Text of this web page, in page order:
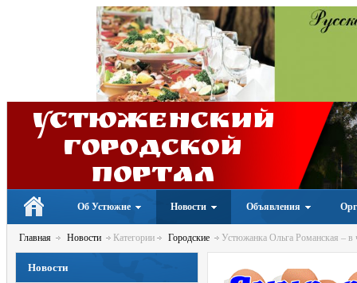
Устюженский
Городской
портал
Об Устюжне Новости Объявления
Главная Новости Категории Городские Устюжанка Ольга Романская – в
Новости